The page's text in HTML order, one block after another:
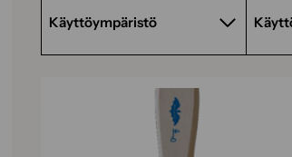
Käyttöympäristö